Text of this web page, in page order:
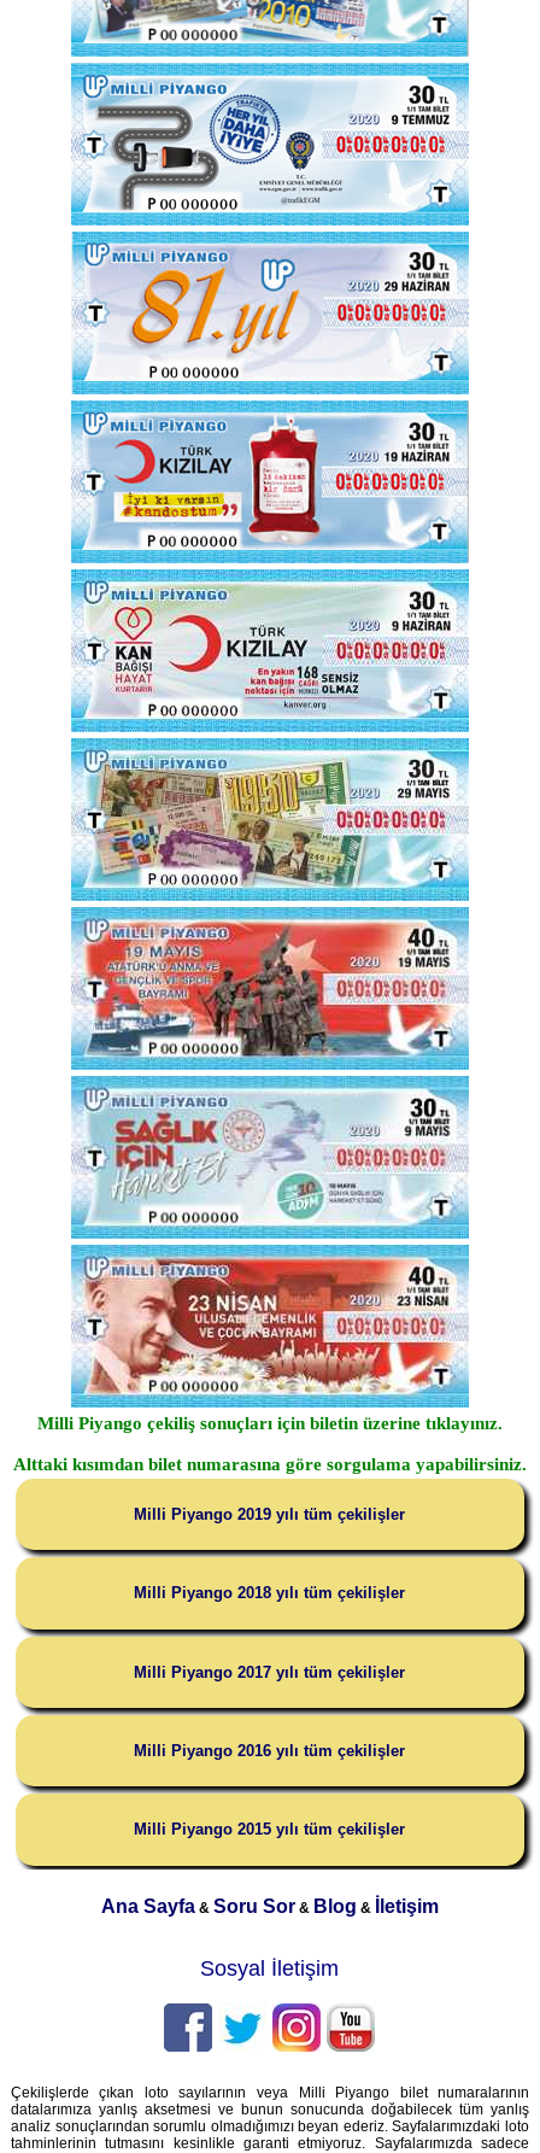
Milli Piyango çekiliş sonuçları için biletin üzerine tıklayınız.
Alttaki kısımdan bilet numarasına göre sorgulama yapabilirsiniz.
Milli Piyango 2019 yılı tüm çekilişler
Milli Piyango 2018 yılı tüm çekilişler
Milli Piyango 2017 yılı tüm çekilişler
Milli Piyango 2016 yılı tüm çekilişler
Milli Piyango 2015 yılı tüm çekilişler
Ana Sayfa& Soru Sor& Blog & İletişim
Sosyal İletişim
Çekilişlerde çıkan loto sayılarının veya Milli Piyango bilet numaralarının
datalarımıza yanlış aksetmesi ve bunun sonucunda doğabilecek tüm yanlış
analiz sonuçlarından sorumlu olmadığımızı beyan ederiz. Sayfalarımızdaki loto
tahminlerinin tutmasını kesinlikle garanti etmiyoruz. Sayfalarımızda sadece